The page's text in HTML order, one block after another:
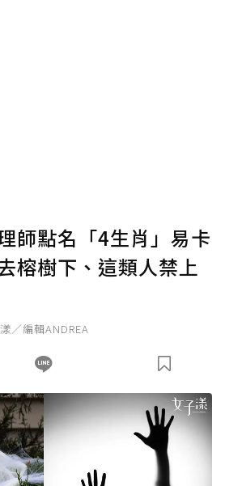
確認送出
點數：0點；前往 購買點數
師點名「4生肖」易卡
榕樹下、這類人禁上
／編輯ANDREA